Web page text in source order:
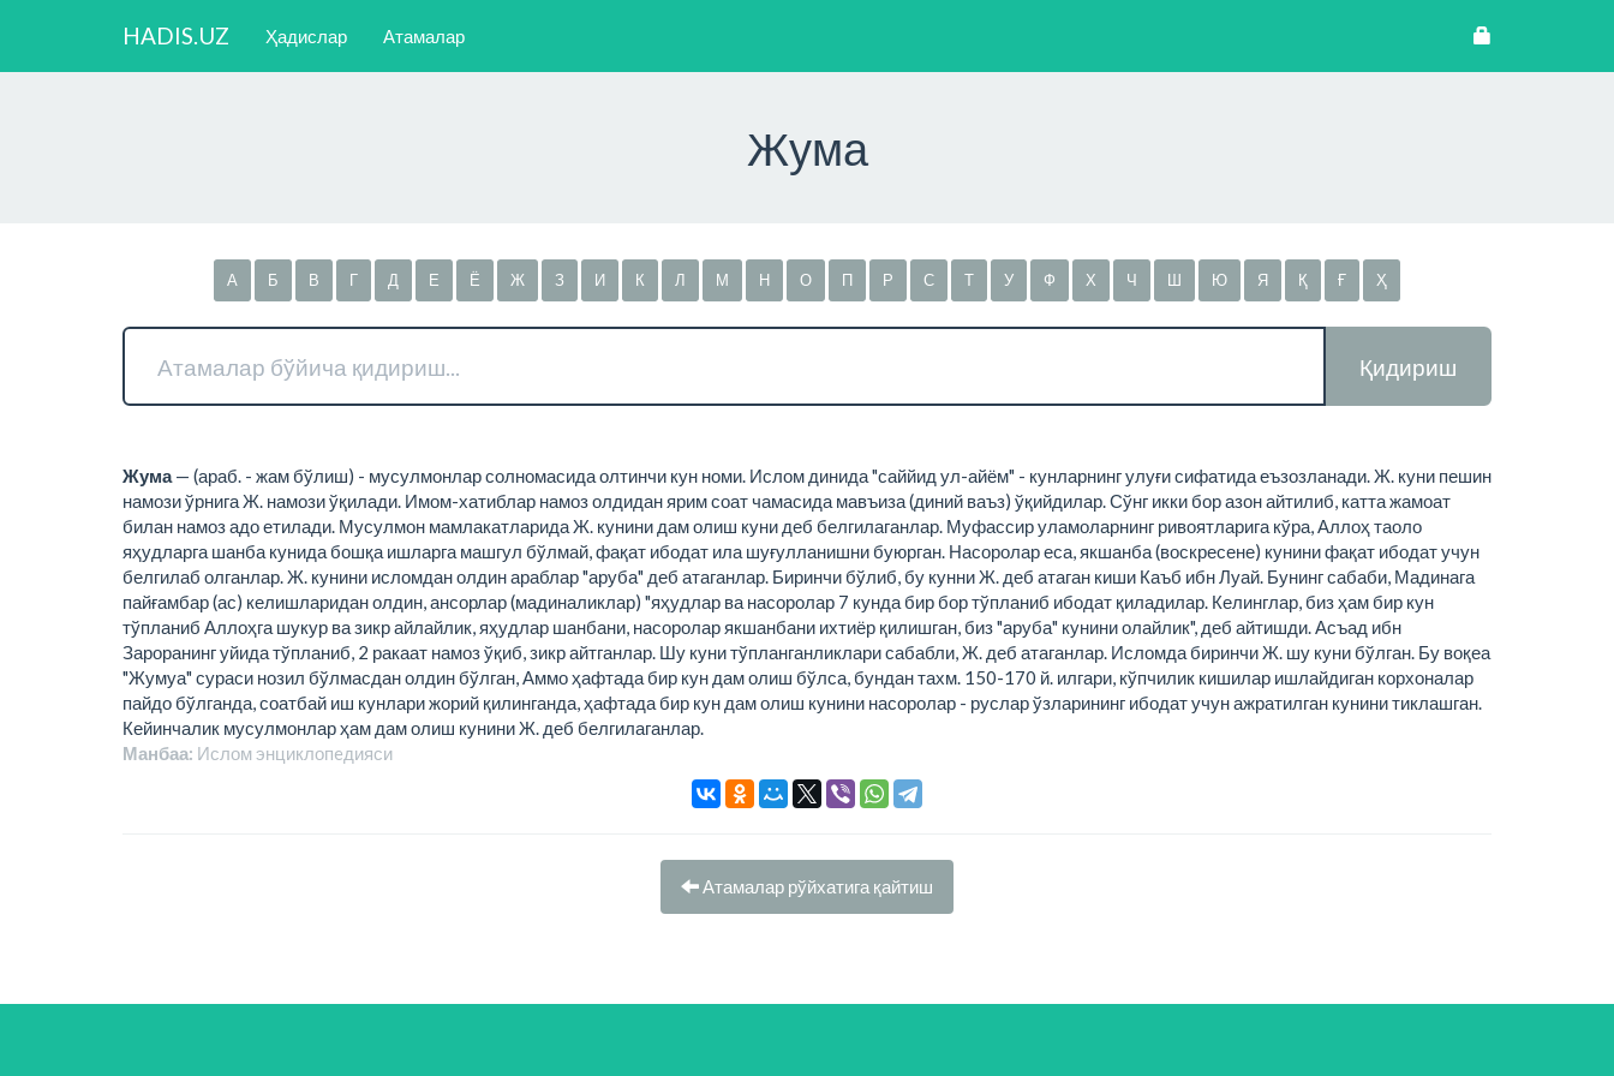
HADIS.UZ Ҳадислар Атамалар
Жума
А Б В Г Д Е Ё Ж З И К Л М Н О П Р С Т У Ф Х Ч Ш Ю Я Қ Ғ Ҳ
Қидириш
Жума— (араб. - жам бўлиш) - мусулмонлар солномасида олтинчи кун номи. Ислом динида "саййид ул-айём" - кунларнинг улуғи сифатида еъзозланади. Ж. куни пешин
намози ўрнига Ж. намози ўқилади. Имом-хатиблар намоз олдидан ярим соат чамасида мавъиза (диний ваъз) ўқийдилар. Сўнг икки бор азон айтилиб, катта жамоат
билан намоз адо етилади. Мусулмон мамлакатларида Ж. кунини дам олиш куни деб белгилаганлар. Муфассир уламоларнинг ривоятларига кўра, Аллоҳ таоло
яҳудларга шанба кунида бошқа ишларга машгул бўлмай, фақат ибодат ила шуғулланишни буюрган. Насоролар еса, якшанба (воскресене) кунини фақат ибодат учун
белгилаб олганлар. Ж. кунини исломдан олдин араблар "аруба" деб атаганлар. Биринчи бўлиб, бу кунни Ж. деб атаган киши Каъб ибн Луай. Бунинг сабаби, Мадинага
пайғамбар (ас) келишларидан олдин, ансорлар (мадиналиклар) "яҳудлар ва насоролар 7 кунда бир бор тўпланиб ибодат қиладилар. Келинглар, биз ҳам бир кун
тўпланиб Аллоҳга шукур ва зикр айлайлик, яҳудлар шанбани, насоролар якшанбани ихтиёр қилишган, биз "аруба" кунини олайлик", деб айтишди. Асъад ибн
Зароранинг уйида тўпланиб, 2 ракаат намоз ўқиб, зикр айтганлар. Шу куни тўпланганликлари сабабли, Ж. деб атаганлар. Исломда биринчи Ж. шу куни бўлган. Бу воқеа
"Жумуа" сураси нозил бўлмасдан олдин бўлган, Аммо ҳафтада бир кун дам олиш бўлса, бундан тахм. 150-170 й. илгари, кўпчилик кишилар ишлайдиган корхоналар
пайдо бўлганда, соатбай иш кунлари жорий қилинганда, ҳафтада бир кун дам олиш кунини насоролар - руслар ўзларининг ибодат учун ажратилган кунини тиклашган.
Кейинчалик мусулмонлар ҳам дам олиш кунини Ж. деб белгилаганлар.
Манбаа: Ислом энциклопeдияси
Атамалар рўйхатига қайтиш